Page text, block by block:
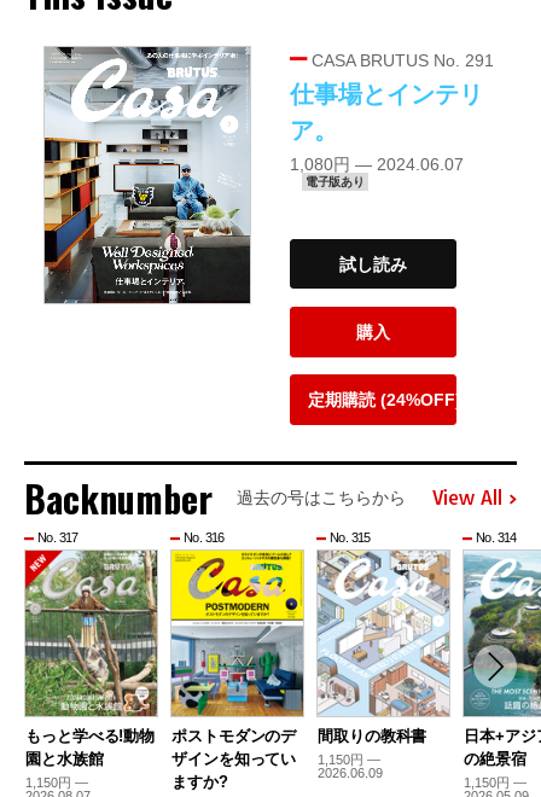
CASA BRUTUS No. 291
仕事場とインテリ
ア。
1,080円 — 2024.06.07
電子版あり
試し読み
購入
定期購読 (24%OFF)
Backnumber 過去の号はこちらから View All
No. 317
もっと学べる!動物
園と水族館
1,150円 —
No. 316
ポストモダンのデ
ザインを知ってい
ますか?
No. 315
間取りの教科書
1,150円 —
2026.06.09
No. 314
日本+アジ
の絶景宿
1,150円 —